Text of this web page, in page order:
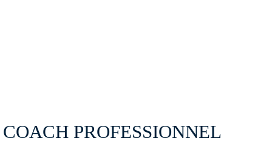
COACH PROFESSIONNEL